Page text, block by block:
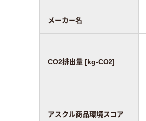
メーカー名
CO2排出量 [kg-CO2]
アスクル商品環境スコア